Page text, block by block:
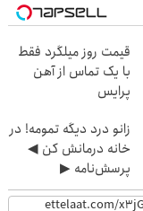
قیمت روز میلگرد فقط
با یک تماس از آهن
پرایس
زانو درد دیگه تمومه! در
خانه درمانش کن ◀
پرسش‌نامه ▶